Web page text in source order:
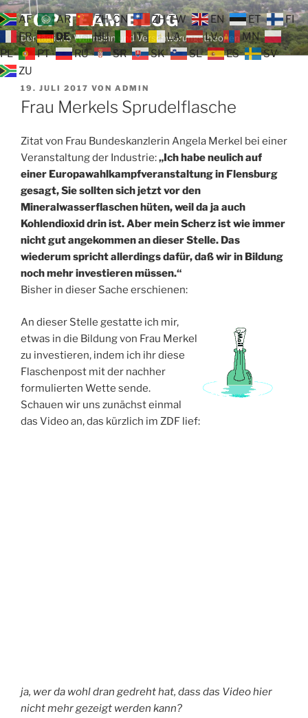
Zum
Inhalt
springen
TOP TEAM BLOG
Der tägliche Wahnsinn und Verschwörungstheorien
VERÖFFENTLICHT
AM
19. JULI 2017 VON ADMIN
Frau Merkels Sprudelflasche
Zitat von Frau Bundeskanzlerin Angela Merkel bei einer
Veranstaltung der Industrie:„Ich habe neulich auf
einer Europawahlkampfveranstaltung in Flensburg
gesagt, Sie sollten sich jetzt vor den
Mineralwasserflaschen hüten, weil da ja auch
Kohlendioxid drin ist. Aber mein Scherz ist wie immer
nicht gut angekommen an dieser Stelle. Das
wiederum spricht allerdings dafür, daß wir in Bildung
noch mehr investieren müssen.“
Bisher in dieser Sache erschienen:
An dieser Stelle gestatte ich mir,
etwas in die Bildung von Frau Merkel
zu investieren, indem ich ihr diese
Flaschenpost mit der nachher
formulierten Wette sende.
Schauen wir uns zunächst einmal
das Video an, das kürzlich im ZDF lief:
ja, wer da wohl dran gedreht hat, dass das Video hier
nicht mehr gezeigt werden kann?
AF AR ZH-CN ZH-TW EN ET
FI
FR
DE HU IT LA LV
MN
PL
PT RU SR SK SL ES
SV
ZU